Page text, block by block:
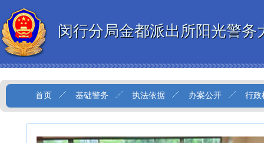
闵行分局金都派出所阳光警务
首页 基础警务 执法依据 办案公开 行政